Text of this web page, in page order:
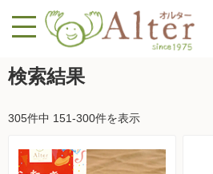
メールアドレス
MENU
トップページへ戻る
セール品・おすすめ
検索結果
305件中 151-300件を表示